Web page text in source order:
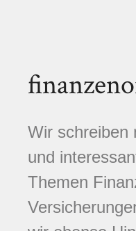
Wir schreiben
und
Themen